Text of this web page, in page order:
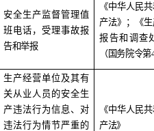
安全生产监督管理值
班电话，受理事故报
告和举报
《中华人民
产法》；《
报告和调查
（国务院令第
生产经营单位及其有
关从业人员的安全生
产违法行为信息、对
违法行为情节严重的
《中华人民
产法》